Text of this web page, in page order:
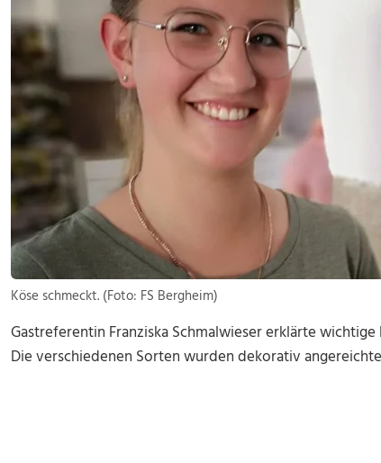
Köse schmeckt. (Foto: FS Bergheim)
Gastreferentin Franziska Schmalwieser erklärte
Die verschiedenen Sorten wurden dekorativ